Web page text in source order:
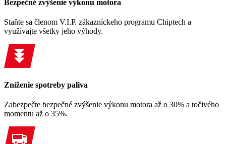
Bezpečné zvýšenie výkonu motora
Staňte sa členom V.I.P. zákazníckeho programu Chiptech a
využívajte všetky jeho výhody.
Zníženie spotreby paliva
Zabezpečte bezpečné zvýšenie výkonu motora až o 30% a točivého
momentu až o 35%.